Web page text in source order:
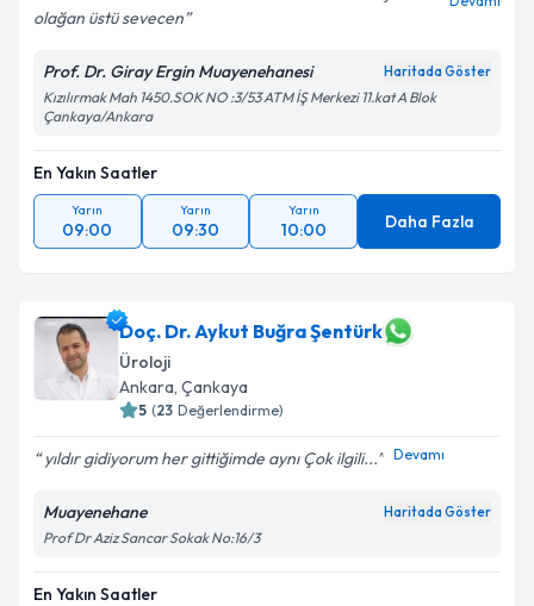
olağan üstü sevecen
Prof. Dr. Giray Ergin Muayenehanesi Haritada Göster
Kızılırmak Mah 1450.SOK NO :3/53 ATM İŞ Merkezi 11.kat A Blok
Çankaya/Ankara
En Yakın Saatler
Yarın
09:00
Yarın
09:30
Yarın
10:00 Daha Fazla
Doç. Dr. Aykut Buğra Şentürk
Üroloji
Ankara, Çankaya
5 (23 Değerlendirme)
yıldır gidiyorum her gittiğimde aynı Çok ilgili... Devamı
Muayenehane Haritada Göster
Prof Dr Aziz Sancar Sokak No:16/3
En Yakın Saatler